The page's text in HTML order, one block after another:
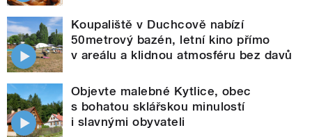
Koupaliště v Duchcově nabízí
50metrový bazén, letní kino přímo
v areálu a klidnou atmosféru bez davů
Objevte malebné Kytlice, obec
s bohatou sklářskou minulostí
i slavnými obyvateli